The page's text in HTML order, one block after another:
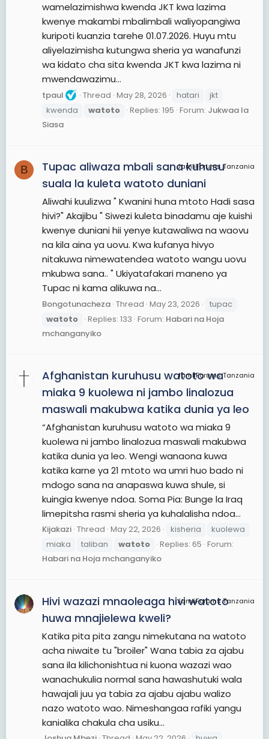
wamelazimishwa kwenda JKT kwa lazima
kwenye makambi mbalimbali waliyopangiwa
kuripoti kuanzia tarehe 01.07.2026. Huyu mtu
aliyelazimisha kutungwa sheria ya wanafunzi
wa kidato cha sita kwenda JKT kwa lazima ni
mwendawazimu...
tpaul Thread May 28, 2026 hatari
jkt
kwenda
watoto Replies: 195 Forum: Jukwaa la
Siasa
B JamiiForums Tanzania
Tupac aliwaza mbali sana kuhusu
suala la kuleta watoto duniani
Aliwahi kuulizwa " Kwanini huna mtoto Hadi sasa
hivi?" Akajibu " Siwezi kuleta binadamu aje kuishi
kwenye duniani hii yenye kutawaliwa na waovu
na kila aina ya uovu. Kwa kufanya hivyo
nitakuwa nimewatendea watoto wangu uovu
mkubwa sana.. " Ukiyatafakari maneno ya
Tupac ni kama alikuwa na...
Bongotunacheza Thread May 23, 2026
tupac
watoto
Replies: 133 Forum: Habari na Hoja
mchanganyiko
JamiiForums Tanzania
Afghanistan kuruhusu watoto wa
miaka 9 kuolewa ni jambo linalozua
maswali makubwa katika dunia ya leo
“Afghanistan kuruhusu watoto wa miaka 9
kuolewa ni jambo linalozua maswali makubwa
katika dunia ya leo. Wengi wanaona kuwa
katika karne ya 21 mtoto wa umri huo bado ni
mdogo sana na anapaswa kuwa shule, si
kuingia kwenye ndoa. Soma Pia: Bunge la Iraq
limepitsha rasmi sheria ya kuhalalisha ndoa...
Kijakazi Thread May 22, 2026 kisheria
kuolewa
miaka
taliban watoto Replies: 65 Forum:
Habari na Hoja mchanganyiko
JamiiForums Tanzania
Hivi wazazi mnaoleaga hivi watoto
huwa mnajielewa kweli?
Katika pita pita zangu nimekutana na watoto
acha niwaite tu "broiler" Wana tabia za ajabu
sana ila kilichonishtua ni kuona wazazi wao
wanachukulia normal sana hawashutuki wala
hawajali juu ya tabia za ajabu ajabu walizo
nazo watoto wao. Nimeshangaa rafiki yangu
kanialika chakula cha usiku...